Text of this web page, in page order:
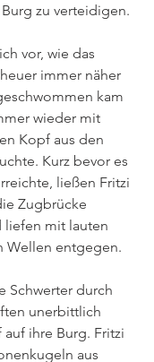
zu verteidigen.
vor, wie das
immer näher
kam
wieder mit
Kopf aus den
Kurz bevor es
ließen Fritzi
Zugbrücke
liefen mit lauten
Wellen entgegen.
Schwerter durch
unerbittlich
ihre Burg. Fritzi
aus